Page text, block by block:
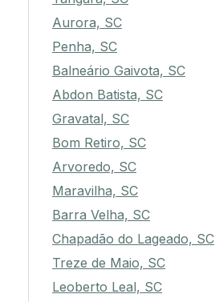
Aurora, SC
Penha, SC
Balneário Gaivota, SC
Abdon Batista, SC
Gravatal, SC
Bom Retiro, SC
Arvoredo, SC
Maravilha, SC
Barra Velha, SC
Chapadão do Lageado, SC
Treze de Maio, SC
Leoberto Leal, SC